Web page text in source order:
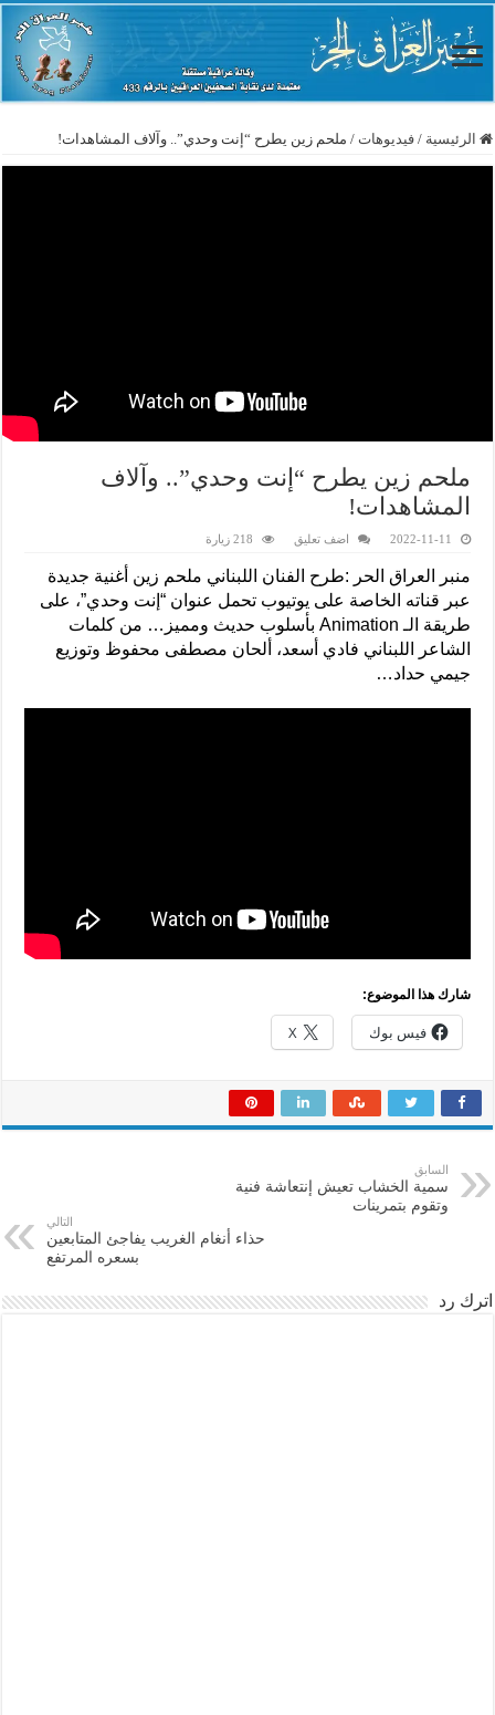
الرئيسية / فيديوهات / ملحم زين يطرح “إنت وحدي”.. وآلاف المشاهدات!
ملحم زين يطرح “إنت وحدي”.. وآلاف
المشاهدات!
2022-11-11 اضف تعليق 218 زيارة
منبر العراق الحر :طرح الفنان اللبناني ملحم زين أغنية جديدة
عبر قناته الخاصة على يوتيوب تحمل عنوان “إنت وحدي”، على
طريقة الـ Animation بأسلوب حديث ومميز… من كلمات
الشاعر اللبناني فادي أسعد، ألحان مصطفى محفوظ وتوزيع
جيمي حداد…
شارك هذا الموضوع:
فيس بوك X
السابق
سمية الخشاب تعيش إنتعاشة فنية
وتقوم بتمرينات
التالي
حذاء أنغام الغريب يفاجئ المتابعين
بسعره المرتفع
اترك رد